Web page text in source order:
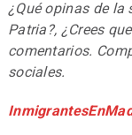
¿Qué opinas de la
Patria?, ¿Crees
comentarios.
sociales.